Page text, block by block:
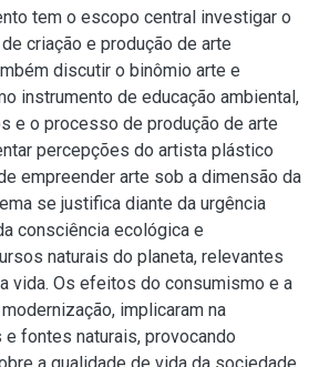
tem o escopo central investigar o
criação e produção de arte
discutir o binômio arte e
instrumento de educação ambiental,
e o processo de produção de arte
percepções do artista plástico
empreender arte sob a dimensão da
se justifica diante da urgência
consciência ecológica e
naturais do planeta, relevantes
vida. Os efeitos do consumismo e a
implicaram na
e fontes naturais, provocando